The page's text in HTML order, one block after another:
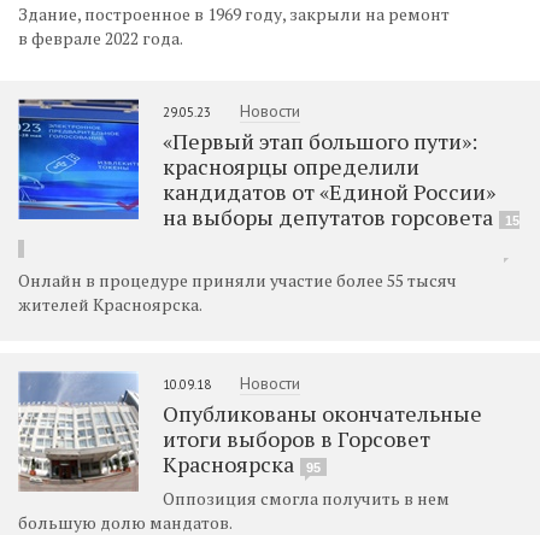
​Здание, построенное в 1969 году, закрыли на ремонт
в феврале 2022 года.
29.05.23 Новости
«Первый этап большого пути»:
красноярцы определили
кандидатов от «Единой России»
на выборы депутатов горсовета
15
Онлайн в процедуре приняли участие более 55 тысяч
жителей Красноярска.
10.09.18 Новости
Опубликованы окончательные
итоги выборов в Горсовет
Красноярска
95
Оппозиция смогла получить в нем
большую долю мандатов.